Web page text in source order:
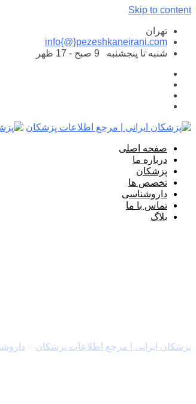
Skip to content
تهران
info{@}pezeshkaneirani.com
شنبه تا پنجشنبه
صفحه اصلی
درباره ما
پزشکان
تخصص ها
داروشناسی
تماس با ما
بلاگ
پزشکان ایرانی | مرجع اطلاعات پزشکان